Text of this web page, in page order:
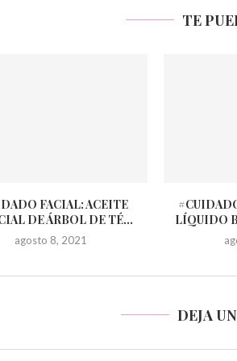
TE
FACIAL: ACEITE
DE ÁRBOL DE TÉ...
agosto 8, 2021
LÍQUIDO
DEJA